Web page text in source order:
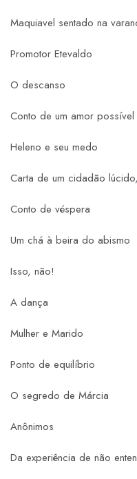
Maquiavel sentado na
Promotor Etevaldo
O descanso
Conto de um amor possível
Heleno e seu medo
Carta de um cidadão
Conto de véspera
Um chá à beira do abismo
Isso, não!
A dança
Mulher e Marido
Ponto de equilíbrio
O segredo de Márcia
Anônimos
Da experiência de não